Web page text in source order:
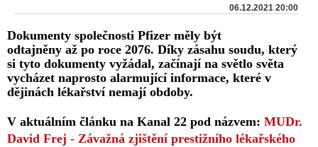
06.12.2021 20:00
Dokumenty společnosti Pfizer měly být
odtajněny až po roce 2076. Díky zásahu soudu, který
si tyto dokumenty vyžádal, začínají na světlo světa
vycházet naprosto alarmující informace, které v
dějinách lékařství nemají obdoby.
V aktuálním článku na Kanal 22 pod názvem: MUDr.
David Frej - Závažná zjištění prestižního lékařského